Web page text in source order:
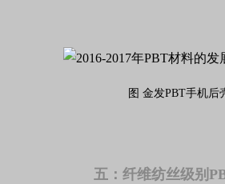
图 金发PBT手机后
五：纤维纺丝级别